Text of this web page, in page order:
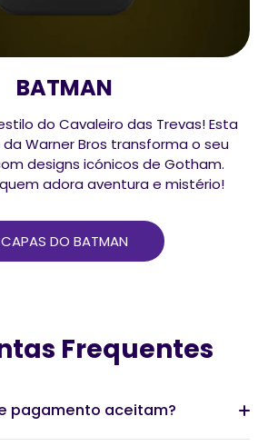
BATMAN
do Cavaleiro das Trevas! Esta
Warner Bros transforma o seu
designs icónicos de Gotham.
adora aventura e mistério!
CAPAS DO BATMAN
Frequentes
pagamento aceitam?